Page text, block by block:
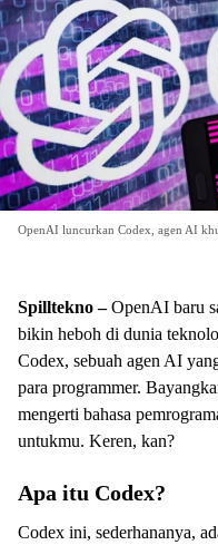
OpenAI luncurkan Codex, agen AI
Spilltekno –OpenAI baru
bikin heboh di dunia
Codex, sebuah agen AI
para programmer.
mengerti bahasa
untukmu. Keren, kan?
Apa itu Codex?
Codex ini, sederhananya,